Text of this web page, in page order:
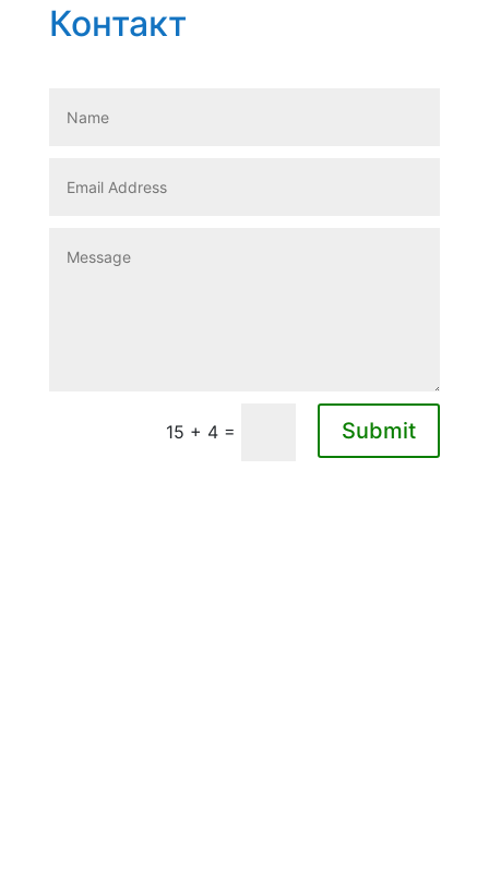
Контакт
15 + 4 = Submit